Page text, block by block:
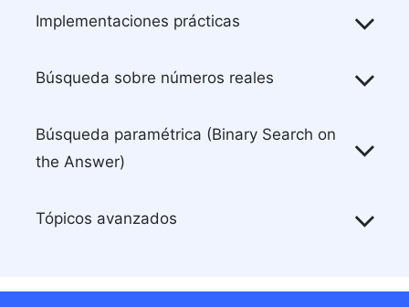
Implementaciones prácticas
Búsqueda paramétrica (Binary Search on
the Answer)
Tópicos avanzados